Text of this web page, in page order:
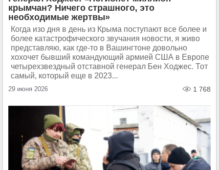
крымчан? Ничего страшного, это
необходимые жертвы»
Когда изо дня в день из Крыма поступают все более и
более катастрофического звучания новости, я живо
представляю, как где-то в Вашингтоне довольно
хохочет бывший командующий армией США в Европе
четырехзвездный отставной генерал Бен Ходжес. Тот
самый, который еще в 2023...
29 июня 2026 1 768